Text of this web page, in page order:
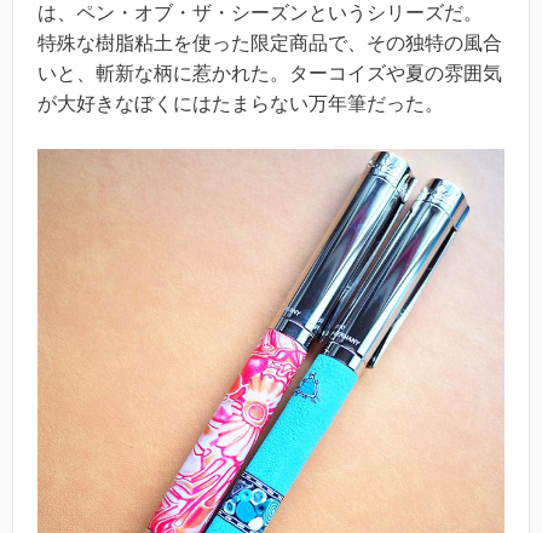
は、ペン・オブ・ザ・シーズンというシリーズだ。
特殊な樹脂粘土を使った限定商品で、その独特の風合
いと、斬新な柄に惹かれた。ターコイズや夏の雰囲気
が大好きなぼくにはたまらない万年筆だった。